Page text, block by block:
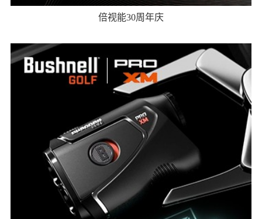
倍视能30周年庆